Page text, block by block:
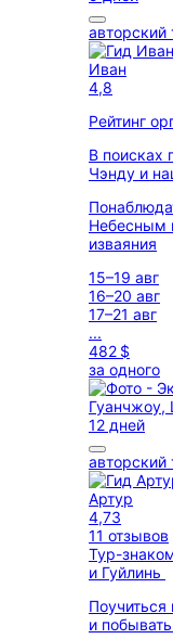
авторский
Иван
4,8
Рейтинг
В поисках
Чэнду и
Небесным
изваяния
15–19 авг
16–20 авг
17–21 авг
...
482 $
за одного
12 дней
авторский
Артур
4,73
11 отзывов
Тур-
и Гуйлинь
Поучиться
и